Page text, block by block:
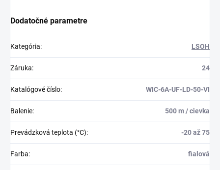
Dodatočné parametre
Kategória: LSOH
Záruka: 24
Katalógové číslo: WIC-6A-UF-LD-50-VI
Balenie: 500 m / cievka
Prevádzková teplota (°C): -20 až 75
Farba: fialová